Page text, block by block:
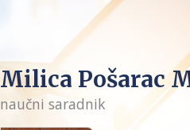
Milica Pošarac
naučni saradnik